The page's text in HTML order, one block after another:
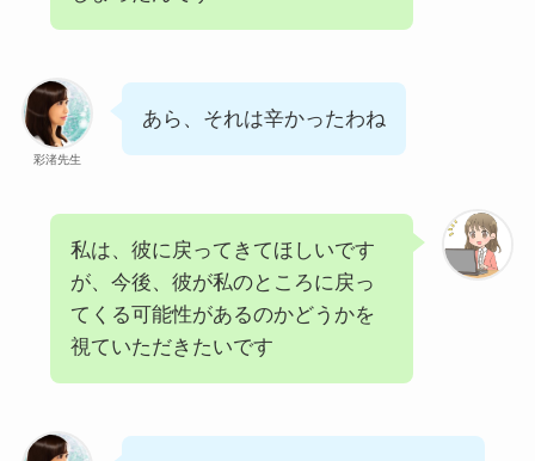
彩渚先生
あら、それは辛かったわね
私は、彼に戻ってきてほしいです
が、今後、彼が私のところに戻っ
てくる可能性があるのかどうかを
視ていただきたいです